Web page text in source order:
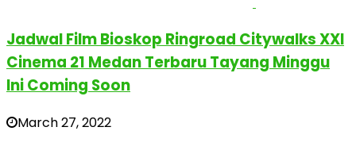
Jadwal Film Bioskop Ringroad Citywalks XXI
Cinema 21 Medan Terbaru Tayang Minggu
Ini Coming Soon
March 27, 2022